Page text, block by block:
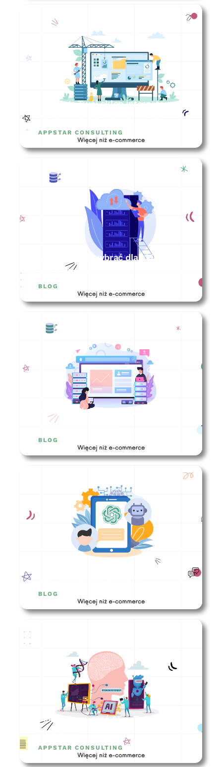
Dlaczego Twój sklep internetowy
APPSTAR CONSULTING
Jaki hosting wybrać dla sklepu
internetowego?
BLOG
Na co zwrócić uwagę wybierając
odpowiedni hosting?
BLOG
BLOG
Jak wykorzystać AI w Twoim e-
commerce?
APPSTAR CONSULTING